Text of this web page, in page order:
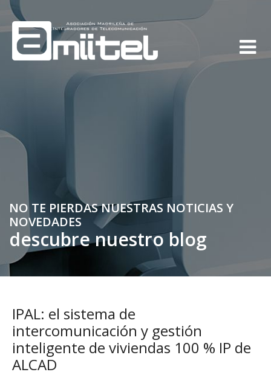
NO TE PIERDAS NUESTRAS NOTICIAS Y
NOVEDADES
descubre nuestro blog
IPAL: el sistema de
intercomunicación y gestión
inteligente de viviendas 100 % IP de
ALCAD